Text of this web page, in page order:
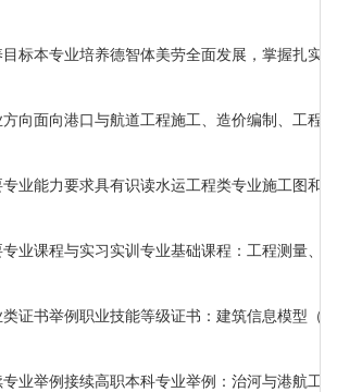
标本专业培养德智体美劳全面发展，掌握扎实
向面向港口与航道工程施工、造价编制、工程
业能力要求具有识读水运工程类专业施工图和
业课程与实习实训专业基础课程：工程测量、
证书举例职业技能等级证书：建筑信息模型（
业举例接续高职本科专业举例：治河与港航工